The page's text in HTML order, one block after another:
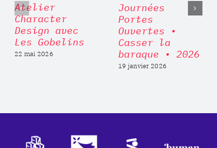
Atelier
Character
Design avec
Les Gobelins
22 mai 2026
Journées
Portes
Ouvertes •
Casser la
baraque • 2026
19 janvier 2026